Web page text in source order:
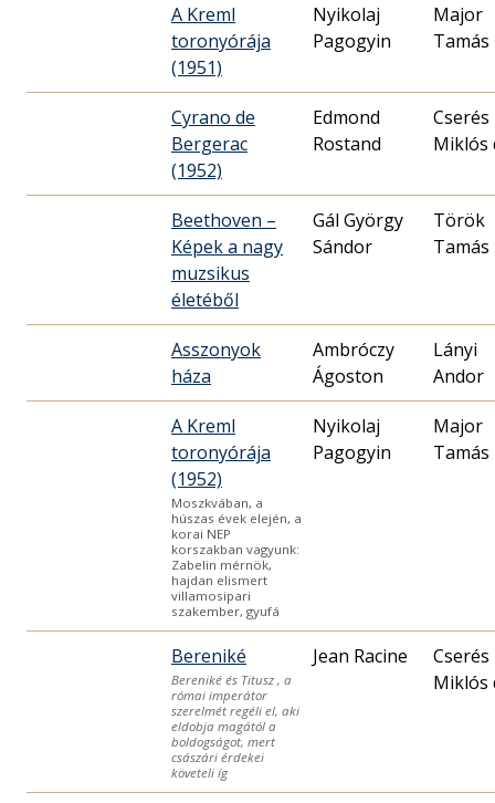
A Kreml
toronyórája
(1951)
Nyikolaj
Pagogyin
Major
Tamás
Cyrano de
Bergerac
(1952)
Edmond
Rostand
Cserés
Miklós
Beethoven –
Képek a nagy
muzsikus
életéből
Gál György
Sándor
Török
Tamás
Asszonyok
háza
Ambróczy
Ágoston
Lányi
Andor
A Kreml
toronyórája
(1952)
Moszkvában, a
húszas évek elején, a
korai NEP
korszakban vagyunk:
Zabelin mérnök,
hajdan elismert
villamosipari
szakember, gyufá
Nyikolaj
Pagogyin
Major
Tamás
Bereniké
Bereniké és Titusz , a
római imperátor
szerelmét regéli el, aki
eldobja magától a
boldogságot, mert
császári érdekei
követeli íg
Jean Racine
Cserés
Miklós